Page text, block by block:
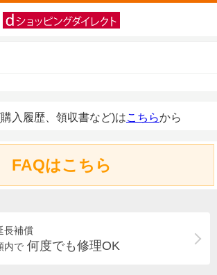
入履歴、領収書など)はこちらから
FAQはこちら
長補償
内で 何度でも修理OK